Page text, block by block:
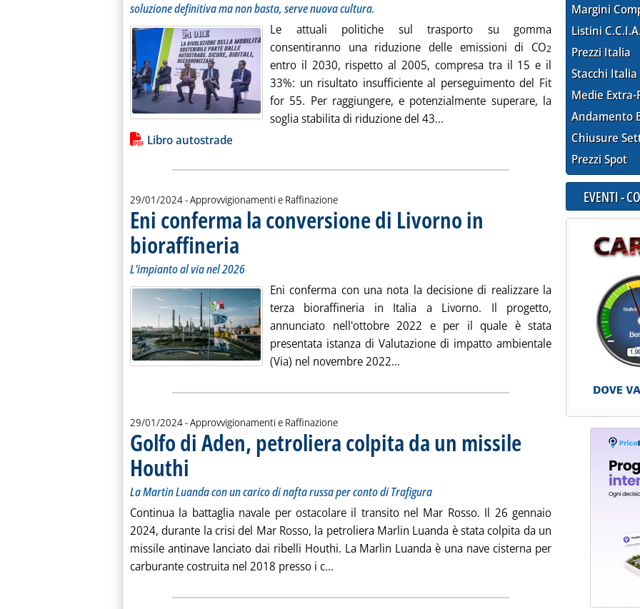
soluzione definitiva ma non basta, serve nuova cultura.
Le attuali politiche sul trasporto su gomma
consentiranno una riduzione delle emissioni di CO2
entro il 2030, rispetto al 2005, compresa tra il 15 e il
33%: un risultato insufficiente al perseguimento del Fit
for 55. Per raggiungere, e potenzialmente superare, la
soglia stabilita di riduzione del 43... Leggi tutta la notizia: 'Mobilità e
Lista allegati PDF alla notizia
Libro autostrade
29/01/2024- Approvvigionamenti e Raffinazione
Eni conferma la conversione di Livorno in
bioraffineria
L'impianto al via nel 2026
Eni conferma con una nota la decisione di realizzare la
terza bioraffineria in Italia a Livorno. Il progetto,
annunciato nell'ottobre 2022 e per il quale è stata
presentata istanza di Valutazione di impatto ambientale
(Via) nel novembre 2022... Leggi tutta la notizia: 'Eni conferma la
29/01/2024- Approvvigionamenti e Raffinazione
Golfo di Aden, petroliera colpita da un missile
Houthi . Sottotitolo: La Martin Luanda con un carico di nafta russa per conto di Trafigura
. Pubblicata lunedì 29 gennaio 2024 alle 9.49.
La Martin Luanda con un carico di nafta russa per conto di Trafigura
Continua la battaglia navale per ostacolare il transito nel Mar Rosso. Il 26 gennaio
2024, durante la crisi del Mar Rosso, la petroliera Marlin Luanda è stata colpita da un
missile antinave lanciato dai ribelli Houthi. La Marlin Luanda è una nave cisterna per
carburante costruita nel 2018 presso i c... Leggi tutta la notizia: 'Golfo di Aden, petroliera colpita da
Margini
Listini
Prezzi Italia
Stacchi Italia
Medie Extra-
Andamento
Chiusure
Prezzi Spot
EVENTI -